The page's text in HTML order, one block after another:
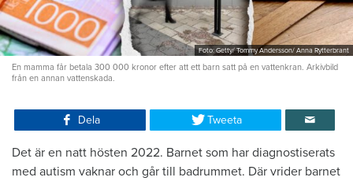
Foto: Getty/ Tommy Andersson/ Anna Rytterbrant
En mamma får betala 300 000 kronor efter att ett barn satt på en vattenkran. Arkivbild
från en annan vattenskada.
Dela Tweeta
Det är en natt hösten 2022. Barnet som har diagnostiserats
med autism vaknar och går till badrummet. Där vrider barnet